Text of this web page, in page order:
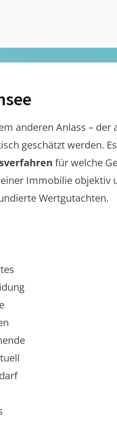
anderen Anlass – der
geschätzt werden.
für welche
Immobilie objektiv
Wertgutachten.